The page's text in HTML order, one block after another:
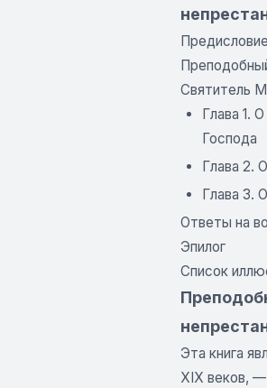
Святитель
Глава 1.
Господа
Глава 2.
Глава 3.
Ответы на
Эпилог
Список
Эта книга
XIX веков,